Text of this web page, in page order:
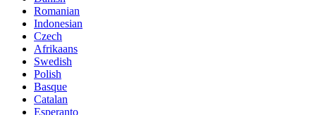
Romanian
Indonesian
Czech
Afrikaans
Swedish
Polish
Basque
Catalan
Esperanto